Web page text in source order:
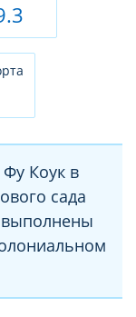
Коук в
сада
выполнены